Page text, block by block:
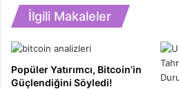
Dolara
Uçuşa
Hazır"
İlgili Makaleler
Popüler Yatırımcı, Bitcoin’in
Güçlendiğini Söyledi!